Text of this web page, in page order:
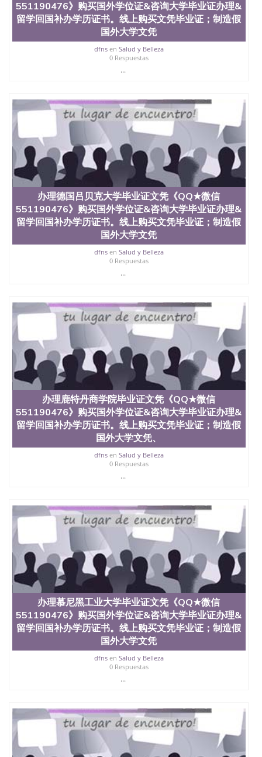
551190476快速代办国外毕业证QQ微信551190476快
速拿到国外文凭QQ微信551190476国外留学文凭认证
QQ微信551190476国外文凭回国认证QQ微信
551190476泰国文凭办理QQ微信551190476法国留学
回国证明QQ微信551190476 国外烫金照片QQ微信
551190476外国文凭在中国有用吗QQ微信551190476
德国留学回国证明QQ微信551190476爱尔兰留学回国
外文凭质量QQ微信551190476国外本科毕业证怎么办
理QQ微信551190476国外大学文凭真制作QQ微信
551190476办国外文凭可找工作QQ微信551190476国
外大学有毕业证QQ微信551190476办理国外毕业证价
格QQ微信551190476国外编号查询QQ微信551190476
办理国外文凭要交定金吗QQ微信551190476办国外可
查文凭QQ微信551190476网上购买真文凭可信吗QQ
微信551190476学士学位证书查询机构QQ微信
551190476 国外资格证书办理QQ微信551190476如何
办理学历认证QQ微信551190476海外文凭认证办理
QQ微信551190476 圣何塞州立大学（San Jose State
University, 又译为“圣荷西州立大学”）成立于1857
年，简称SJSU，是加州历史悠久的大学之一，也是美
西地区的公立大学之一。位于圣何塞市San Jose中
心，占地154公顷。它是一所位于加利福尼亚州的著
名综合性公立大学，它以极高的就业率，全美名列前
合性大学，每年有来自世界各地的成百上千的海外学
生前往求学。 至今，这是一所在世界上享有学术地
位、声誉、实习机会和影响力的高等教育机构，并获
誉为美国本科教育质量的核心代表。其计算机系与会
计系更是在当今美国大学教学排名中表现优异。其毕
业生大多可以在其所处地域的世界硅谷中心得到工作
机会。许多硅谷公司甚至在学生大三和大四的学期提
供许多相应科系的实习机会。无论是加州大学系统
(UC)，还是加州州立大学系统(CSU), 圣何塞州立大学
都占据着加州所有大学中的地理位置。 圣何塞州立大
学座落于硅谷(Silicon Valley), 于附近的旧金山-圣何塞
地区为全美的重要科技中心。约有学生三万人，超过
134种学士学科和65个硕士学科，并有来自世界60余
国的学生来此就读。其有名的科系如计算机科学，电
子工程学，工商管理学，艺术设计，和航空学等，深
定金下单； 3、公司确认到账转制作点做电子图；
4、电子图做好发给客户确认； 5、电子图确认好转成
品部做成品； 6、成品做好拍照或者视频确认再付余
款； 7、快递给客户（国内顺丰，国外DHL）。 三、
真实网上可查的证明材料 1、教育部学历学位认证，
留服真实存档可查，存档。 2、留学回国人员证明
（使馆认证），使馆网站真实存档可查。 3、留信网
真实可查认证办理，存档可查，终身受用。 四、办理
流程农业科学院、艺术与建筑学院、商学院、交流学
院、地球及物质科学院、教育学院、工程学院、健康
与人类发展学院、信息工程与科学学院、人文学院、
护理学院、科学学院等。学校的教育学院排名在全美
前十名，工学院排名在前十五名，且继续攀升中。纽
约大学为学生们提供本科、硕士及博士学位。学校的
专业课程包括：会计学、MBA、财务、教育、建筑工
程、经济、医学、护理、文学、音乐、生物学、统计
学、美术、电子工程、天文学、农业、环境污染控
理、材料科学、机械工程、航天工程、土木工程、数
学、化学、英语、社会科学、心理学、戏剧、市场营
销、机械工程、计算机科学、物理学、人工智能、商
科、金融专业 1、客户提供相关材料，确定客户办理
信息，给出操作方案； 2、补充毕业证成绩单等相关
551190476》购买国外学位证&咨询大学毕业证办理&
留学回国补办学历证书。线上购买文凭毕业证；制造假
国外大学文凭
dfnsen Salud y Belleza
0 Respuestas
...
办理德国吕贝克大学毕业证文凭《QQ★微信
551190476》购买国外学位证&咨询大学毕业证办理&
留学回国补办学历证书。线上购买文凭毕业证；制造假
国外大学文凭
dfnsen Salud y Belleza
0 Respuestas
...
办理鹿特丹商学院毕业证文凭《QQ★微信
551190476》购买国外学位证&咨询大学毕业证办理&
留学回国补办学历证书。线上购买文凭毕业证；制造假
国外大学文凭、
dfnsen Salud y Belleza
0 Respuestas
...
办理慕尼黑工业大学毕业证文凭《QQ★微信
551190476》购买国外学位证&咨询大学毕业证办理&
留学回国补办学历证书。线上购买文凭毕业证；制造假
国外大学文凭
dfnsen Salud y Belleza
0 Respuestas
...